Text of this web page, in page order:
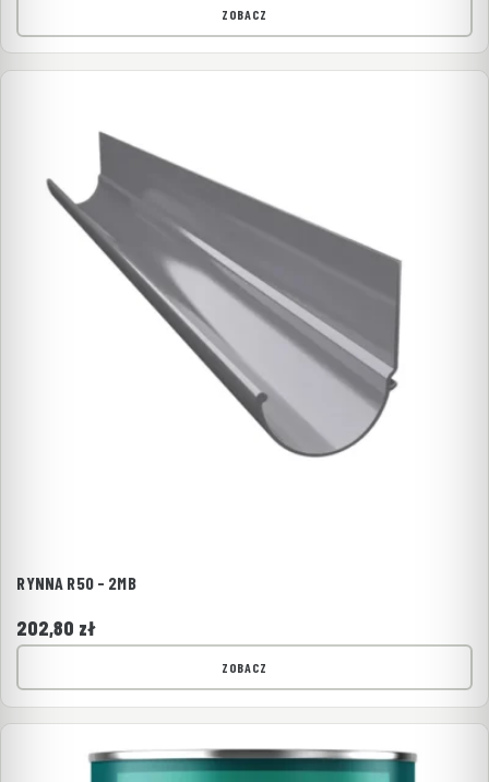
ZOBACZ
RYNNA R50 - 2MB
202,80 zł
ZOBACZ